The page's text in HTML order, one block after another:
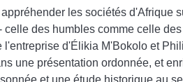
les sociétés
des humbles comme celle
d'Élikia M'Bokolo et
une présentation ordonnée, et
et une étude historique au